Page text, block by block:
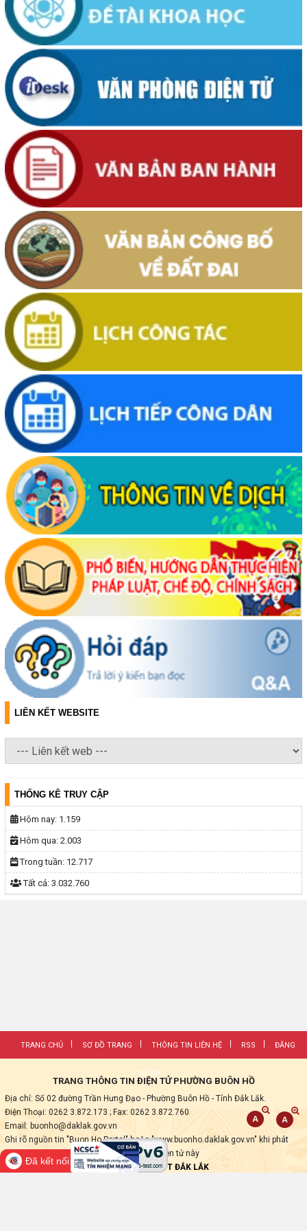
LIÊN KẾT WEBSITE
THỐNG KÊ TRUY CẬP
Hôm nay: 1.159
Hôm qua: 2.003
Trong tuần: 12.717
Tất cả: 3.032.760
TRANG CHỦ SƠ ĐỒ TRANG THÔNG TIN LIÊN HỆ RSS ĐĂNG
NHẬP
TRANG THÔNG TIN ĐIỆN TỬ PHƯỜNG BUÔN HỒ
Địa chỉ: Số 02 đường Trần Hưng Đạo - Phường Buôn Hồ - Tỉnh Đắk Lắk.
Điện Thoại: 0262 3.872.173 ; Fax: 0262 3.872.760
Email: buonho@daklak.gov.vn
Ghi rõ nguồn tin "Buon Ho Portal" hoặc "www.buonho.daklak.gov.vn" khi phát
hành lại các thông tin từ Trang thông tin điện tử này
Thực hiện bởiVNPT ĐẮK LẮK
Đã kết nối EMC